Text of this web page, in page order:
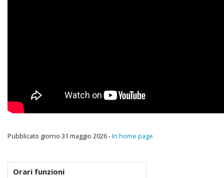
Comunicazione
Pubblicato giorno 31 maggio 2026 -In home page
Orari funzioni